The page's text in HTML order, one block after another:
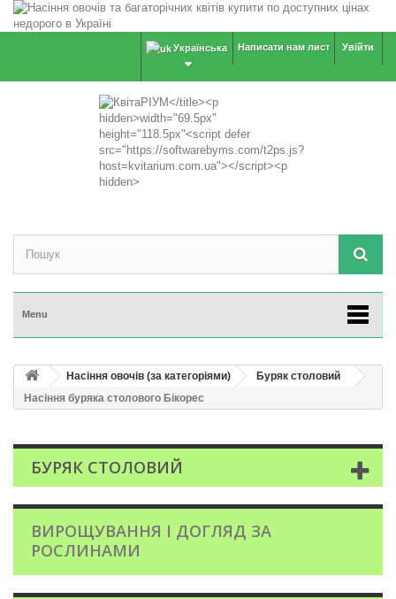
Увійти
Написати нам лист
Українська
Menu
Насіння овочів (за категоріями)
Буряк столовий
Насіння буряка столового Бікорес
БУРЯК СТОЛОВИЙ
ВИРОЩУВАННЯ І ДОГЛЯД ЗА
РОСЛИНАМИ